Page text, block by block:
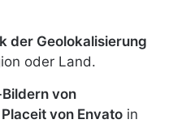
der Geolokalisierung
oder Land.
von
Placeit von Envato in